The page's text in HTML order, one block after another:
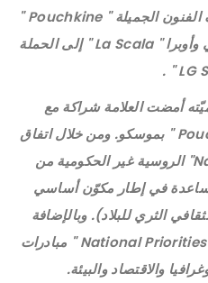
وصيت عالميّين على غرار متحف الفنون الجميلة " Pouchkine "
الروسي وبالي المسرح الأمريكي وأوبرا " La Scala " إلى الحملة
أمضت العلامة شراكة مع
متحف الفنون الجميلة " Pouchkine " بموسكو. ومن خلال اتفاق
مع منظمة " National Priorities" الروسية غير الحكومية من
في إطار مكوّن أساسي
الثري للبلاد). وبالإضافة
إلى هذا المشروع الضخم تقود " National Priorities " مبادرات
والاقتصاد والبيئة.